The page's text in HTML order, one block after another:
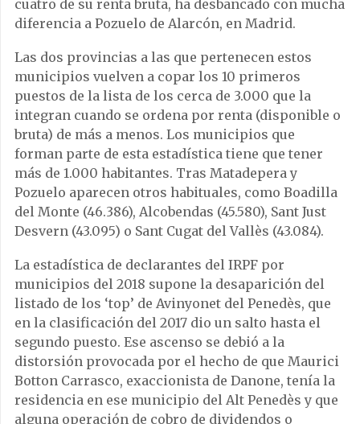
cuatro de su renta bruta, ha desbancado con mucha
diferencia a Pozuelo de Alarcón, en Madrid.
Las dos provincias a las que pertenecen estos
municipios vuelven a copar los 10 primeros
puestos de la lista de los cerca de 3.000 que la
integran cuando se ordena por renta (disponible o
bruta) de más a menos. Los municipios que
forman parte de esta estadística tiene que tener
más de 1.000 habitantes. Tras Matadepera y
Pozuelo aparecen otros habituales, como Boadilla
del Monte (46.386), Alcobendas (45.580), Sant Just
Desvern (43.095) o Sant Cugat del Vallès (43.084).
La estadística de declarantes del IRPF por
municipios del 2018 supone la desaparición del
listado de los ‘top’ de Avinyonet del Penedès, que
en la clasificación del 2017 dio un salto hasta el
segundo puesto. Ese ascenso se debió a la
distorsión provocada por el hecho de que Maurici
Botton Carrasco, exaccionista de Danone, tenía la
residencia en ese municipio del Alt Penedès y que
alguna operación de cobro de dividendos o